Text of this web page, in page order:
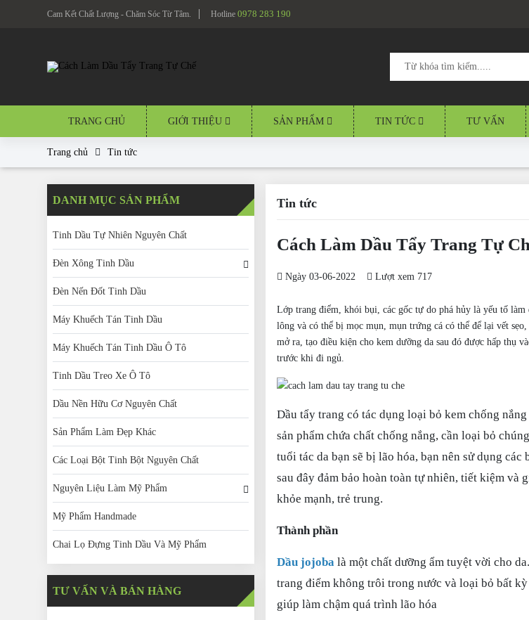
Cam Kết Chất Lượng - Chăm Sóc Từ Tâm. Hotline 0978 283 190
TRANG CHỦ GIỚI THIỆU SẢN PHẨM TIN TỨC TƯ VẤN
Trang chủ Tin tức
DANH MỤC SẢN PHẨM
Tinh Dầu Tự Nhiên Nguyên Chất
Đèn Xông Tinh Dầu
Đèn Nến Đốt Tinh Dầu
Máy Khuếch Tán Tinh Dầu
Máy Khuếch Tán Tinh Dầu Ô Tô
Tinh Dầu Treo Xe Ô Tô
Dầu Nền Hữu Cơ Nguyên Chất
Sản Phẩm Làm Đẹp Khác
Các Loại Bột Tinh Bột Nguyên Chất
Nguyên Liệu Làm Mỹ Phẩm
Mỹ Phẩm Handmade
Chai Lọ Đựng Tinh Dầu Và Mỹ Phẩm
TƯ VẤN VÀ BÁN HÀNG
Tin tức
Cách Làm Dầu Tẩy Trang Tự
Ngày 03-06-2022 Lượt xem 717
Lớp trang điểm, khói bụi, các gốc tự do phá hủy là yếu tố làm
lông và có thể bị mọc mụn, mụn trứng cá có thể để lại vết
mở ra, tạo điều kiện cho kem dưỡng da sau đó được hấp thụ
trước khi đi ngủ.
Dầu tẩy trang có tác dụng loại bỏ kem chống
sản phẩm chứa chất chống nắng, cần loại bỏ
tuổi tác da bạn sẽ bị lão hóa, bạn nên sử dụng
sau đây đảm bảo hoàn toàn tự nhiên, tiết kiệm và
khỏe mạnh, trẻ trung.
Thành phần
Dầu jojoba là một chất dưỡng ẩm tuyệt vời cho
trang điểm không trôi trong nước và loại bỏ bất
giúp làm chậm quá trình lão hóa